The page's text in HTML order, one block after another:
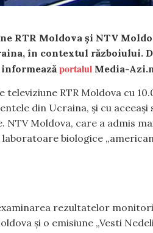
RTR Moldova și NTV
în contextul războiului.
portalul Media-
televiziune RTR Moldova cu
din Ucraina, și cu
NTV Moldova, care a admis
biologice
rezultatelor
și o emisiune „Vesti